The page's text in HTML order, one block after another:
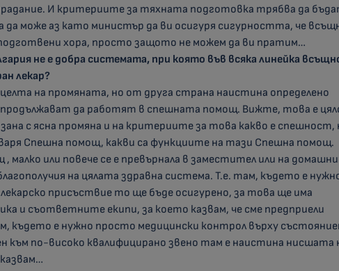
И критериите за тяхната подготовка трябва да
да може аз като министър да ви осигуря сигурността, че
хора, просто защото не можем да ви пратим…
не е добра системата, при която във всяка линейка
лекар?
на промяната, но от друга страна наистина определено
продължават да работят в спешната помощ. Вижте, това е
с ясна промяна и на критериите за това какво е спешност,
Спешна помощ, какви са функциите на тази Спешна помощ.
или повече се е превърнала в заместител или на
на цялата здравна система. Т.е. там, където е
присъствие то ще бъде осигурено, за това ще има
и съответните екипи, за което казвам, че сме предприели
където е нужно просто медицински контрол върху
към по-високо квалифицирано звено там е наистина нисшата